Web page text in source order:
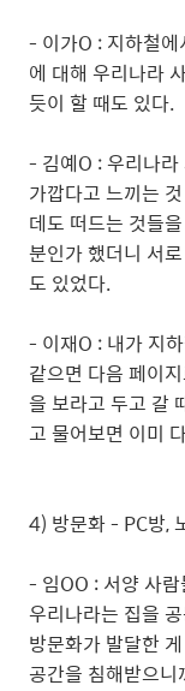
- 이가O : 지하철
에 대해 우리나라
듯이 할 때도 있다.
- 김예O : 우리나
가깝다고 느끼는
데도 떠드는 것들
분인가 했더니 서
도 있었다.
- 이재O : 내가 지
같으면 다음 페이
을 보라고 두고 갈
고 물어보면 이미
4) 방문화 - PC방,
- 임OO : 서양 사
우리나라는 집을
방문화가 발달한
공간을 침해받으